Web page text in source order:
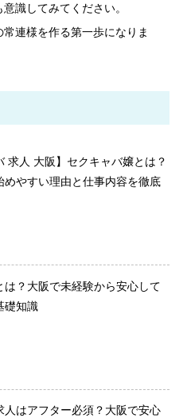
識してみてください。
連様を作る第一歩になりま
求人 大阪】セクキャバ嬢とは？
めやすい理由と仕事内容を徹底
は？大阪で未経験から安心して
礎知識
人はアフター必須？大阪で安心